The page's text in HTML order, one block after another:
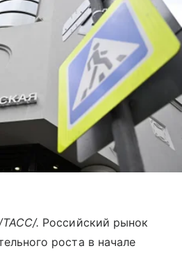
. Российский рынок
роста в начале